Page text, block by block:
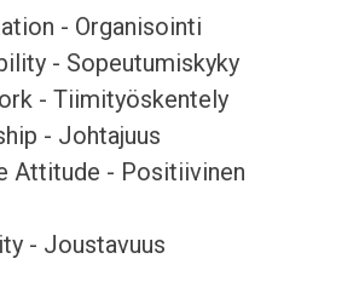
- Organisointi
- Sopeutumiskyky
- Tiimityöskentely
- Johtajuus
Attitude - Positiivinen
- Joustavuus